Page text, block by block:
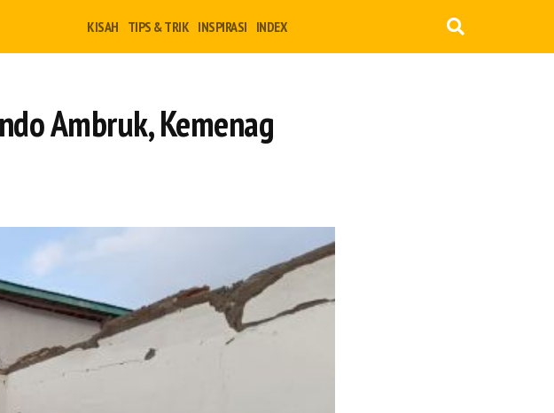
KISAH TIPS & TRIK INSPIRASI INDEX
Ambruk, Kemenag